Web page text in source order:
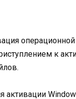
к
активации